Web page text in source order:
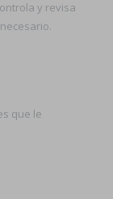
y revisa
que le